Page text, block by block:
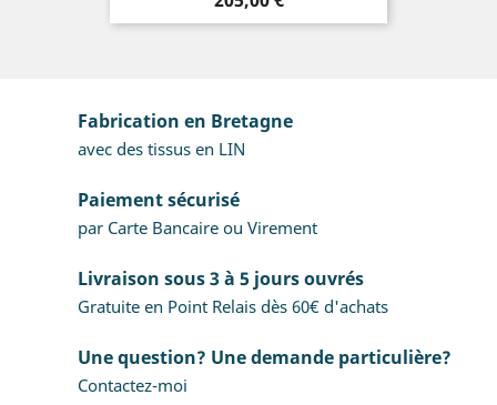
Fabrication en Bretagne
avec des tissus en LIN
Paiement sécurisé
par Carte Bancaire ou Virement
Livraison sous 3 à 5 jours ouvrés
Gratuite en Point Relais dès 60€ d'achats
Une question? Une demande particulière?
Contactez-moi